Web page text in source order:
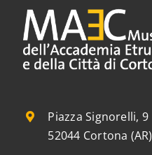
Piazza Signorelli, 9
52044 Cortona (AR)